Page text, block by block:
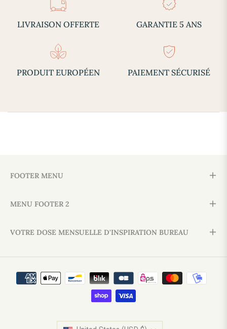
LIVRAISON OFFERTE GARANTIE 5 ANS
PRODUIT EUROPÉEN PAIEMENT SÉCURISÉ
FOOTER MENU
MENU FOOTER 2
VOTRE DOSE MENSUELLE D'INSPIRATION BUREAU